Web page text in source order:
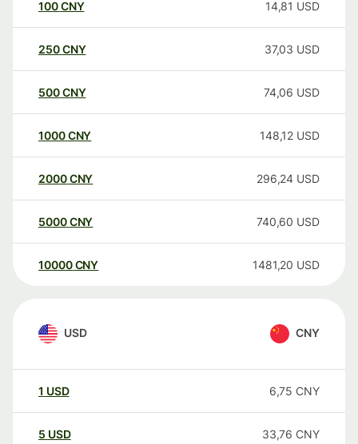
100CNY 14,81 USD
250CNY 37,03 USD
500CNY 74,06 USD
1000CNY 148,12 USD
2000CNY 296,24 USD
5000CNY 740,60 USD
10000 CNY 1481,20 USD
USD CNY
1 USD 6,75 CNY
5 USD 33,76 CNY